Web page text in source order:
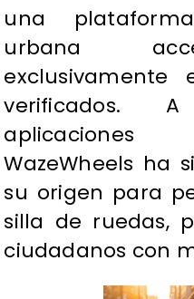
una
urbana
verificados.
WazeWheels ha
su origen para
silla de ruedas,
ciudadanos con